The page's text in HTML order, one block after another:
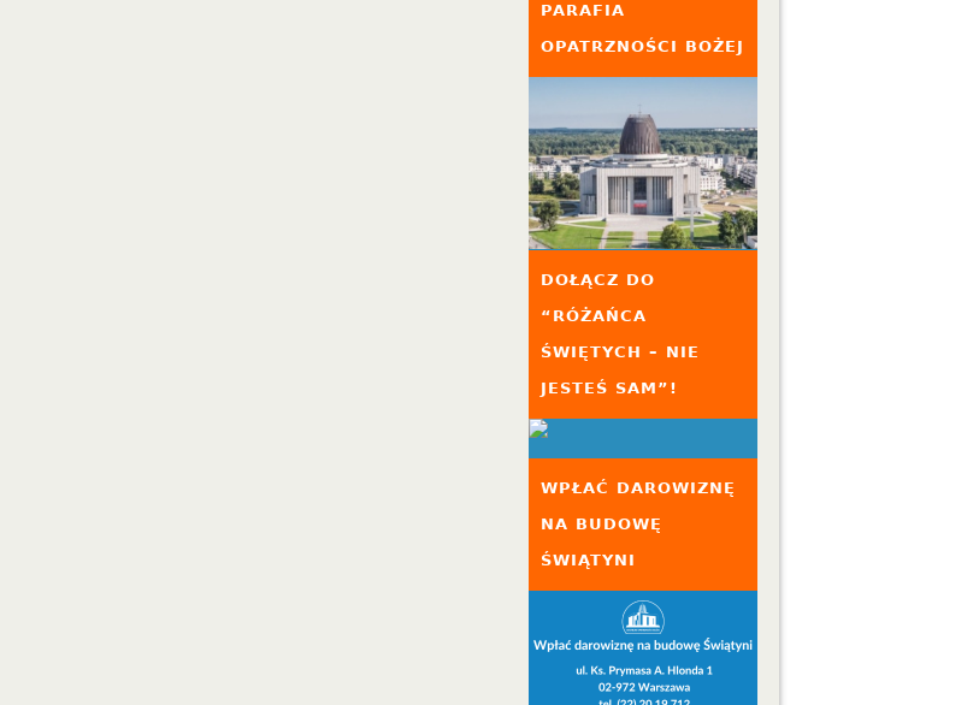
PARAFIA
OPATRZNOŚCI BOŻEJ
DOŁĄCZ DO
“RÓŻAŃCA
ŚWIĘTYCH – NIE
JESTEŚ SAM”!
WPŁAĆ DAROWIZNĘ
NA BUDOWĘ
ŚWIĄTYNI